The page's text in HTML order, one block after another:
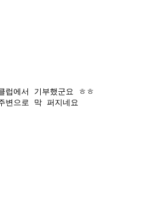
럽에서 기부했군요 ㅎㅎ
변으로 막 퍼지네요